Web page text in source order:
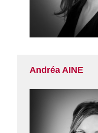
Andréa AINE